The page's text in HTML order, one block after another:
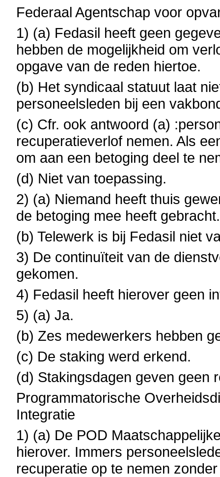
Federaal Agentschap voor
1) (a) Fedasil heeft geen
hebben de mogelijkheid om
opgave van de reden hiertoe.
(b) Het syndicaal statuut laat
personeelsleden bij een
(c) Cfr. ook antwoord (a)
recuperatieverlof nemen. Als
om aan een betoging deel te
(d) Niet van toepassing.
2) (a) Niemand heeft thuis
de betoging mee heeft gebracht.
(b) Telewerk is bij Fedasil niet
3) De continuïteit van de
gekomen.
4) Fedasil heeft hierover geen
5) (a) Ja.
(b) Zes medewerkers hebben
(c) De staking werd erkend.
(d) Stakingsdagen geven geen
Programmatorische
Integratie
1) (a) De POD
hierover. Immers
recuperatie op te nemen